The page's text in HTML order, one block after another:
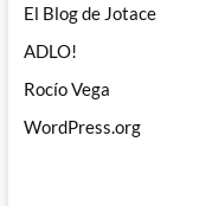
El Blog de Jotace
ADLO!
Rocío Vega
WordPress.org